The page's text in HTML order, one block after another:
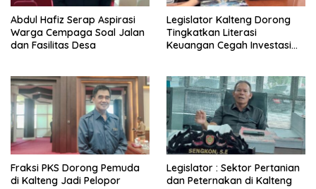
Abdul Hafiz Serap Aspirasi
Warga Cempaga Soal Jalan
dan Fasilitas Desa
Legislator Kalteng Dorong
Tingkatkan Literasi
Keuangan Cegah Investasi
Fraksi PKS Dorong Pemuda
di Kalteng Jadi Pelopor
Legislator : Sektor Pertanian
dan Peternakan di Kalteng